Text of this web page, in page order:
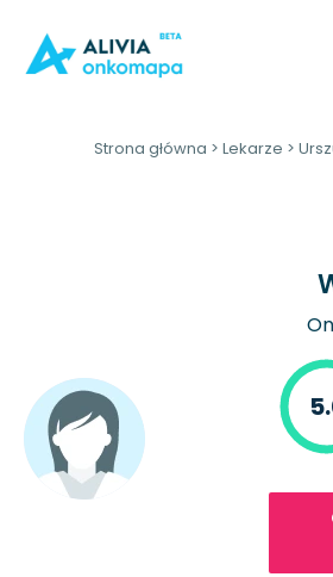
Strona główna > Lekarze >